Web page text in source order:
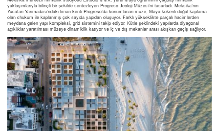
yaklaşımlarıyla bilinçli bir şekilde sentezleyen Progreso Jeoloji Müzesi’ni tasarladı. Meksika’nın
Yucatan Yarımadası’ndaki liman kenti Progreso’da konumlanan müze, Maya kökenli doğal kaplama
olan chukum ile kaplanmış çok sayıda yapıdan oluşuyor. Farklı yükseklikte parçalı hacimlerden
meydana gelen yapı kompleksi, grid sistemini takip ediyor. Kütle şeklindeki yapılarda diyagonal
açıklıklar yaratılması müzeye dinamiklik katıyor ve iç ve dış mekanlar arası akışkan geçiş sağlıyor.